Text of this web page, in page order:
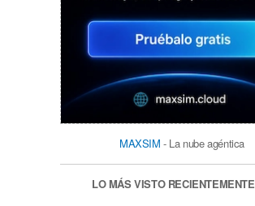
MAXSIM - La nube agéntica
LO MÁS VISTO RECIENTEMENTE